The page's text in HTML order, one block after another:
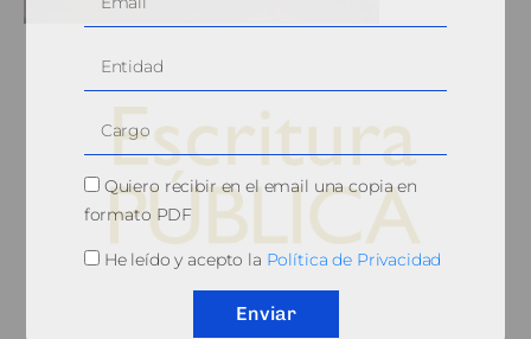
Quiero recibir en el email una copia en
formato PDF
He leído y acepto la Política de Privacidad
Enviar